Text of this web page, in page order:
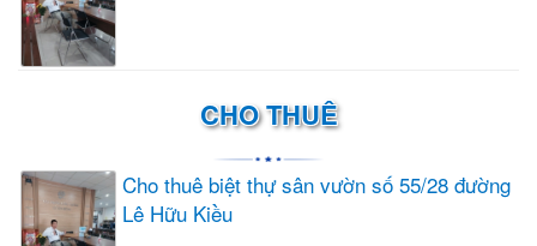
CHO THUÊ
Cho thuê biệt thự sân vườn số 55/28 đường
Lê Hữu Kiều